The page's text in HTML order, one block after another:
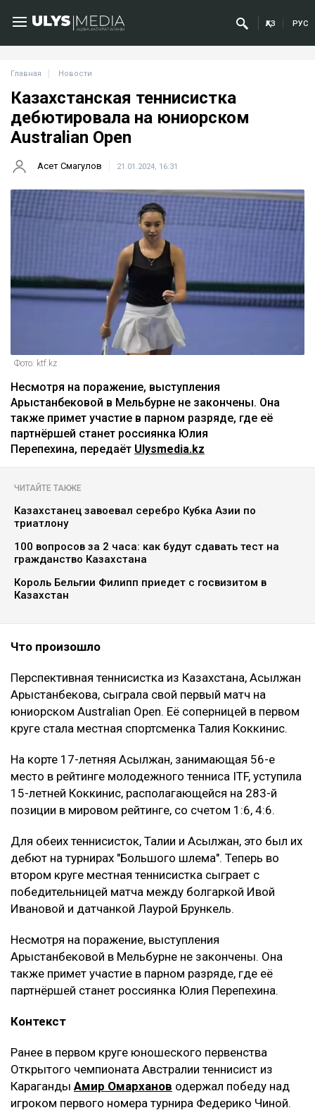
ҚАЗ РУС
Главная Новости
Казахстанская теннисистка
дебютировала на юниорском
Australian Open
Асет Смагулов 21.01.2024, 16:31
Фото: ktf.kz
Несмотря на поражение, выступления
Арыстанбековой в Мельбурне не закончены. Она
также примет участие в парном разряде, где её
партнёршей станет россиянка Юлия
Перепехина, передаёт Ulysmedia.kz
ЧИТАЙТЕ ТАКЖЕ
Казахстанец завоевал серебро Кубка Азии по
триатлону
100 вопросов за 2 часа: как будут сдавать тест на
гражданство Казахстана
Король Бельгии Филипп приедет с госвизитом в
Казахстан
Что произошло
Перспективная теннисистка из Казахстана, Асылжан
Арыстанбекова, сыграла свой первый матч на
юниорском Australian Open. Её соперницей в первом
круге стала местная спортсменка Талия Коккинис.
На корте 17-летняя Асылжан, занимающая 56-е
место в рейтинге молодежного тенниса ITF, уступила
15-летней Коккинис, располагающейся на 283-й
позиции в мировом рейтинге, со счетом 1:6, 4:6.
Для обеих теннисисток, Талии и Асылжан, это был их
дебют на турнирах "Большого шлема". Теперь во
втором круге местная теннисистка сыграет с
победительницей матча между болгаркой Ивой
Ивановой и датчанкой Лаурой Брункель.
Несмотря на поражение, выступления
Арыстанбековой в Мельбурне не закончены. Она
также примет участие в парном разряде, где её
партнёршей станет россиянка Юлия Перепехина.
Контекст
Ранее в первом круге юношеского первенства
Открытого чемпионата Австралии теннисист из
Караганды Амир Омарханов одержал победу над
игроком первого номера турнира Федерико Чиной.